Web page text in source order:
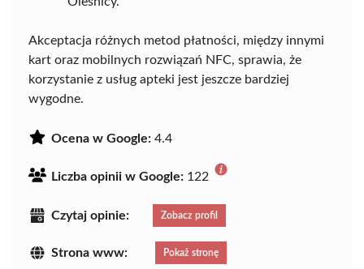
Akceptacja różnych metod płatności, między innymi
kart oraz mobilnych rozwiązań NFC, sprawia, że
korzystanie z usług apteki jest jeszcze bardziej
wygodne.
Ocena w Google: 4.4
Liczba opinii w Google: 122
Czytaj opinie: Zobacz profil
Strona www: Pokaż stronę